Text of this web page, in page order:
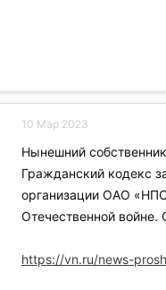
10 Мар 2023
Нынешний
Гражданский кодекс
организации ОАО
Отечественной войне.
https://vn.ru/news-